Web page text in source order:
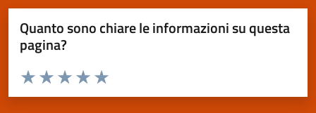
Quanto sono chiare le informazioni su questa
pagina?
Valuta da 1 a 5 stelle la pagina
Valuta 5 stelle su 5
Valuta 4 stelle su 5
Valuta 3 stelle su 5
Valuta 2 stelle su 5
Valuta 1 stelle su 5